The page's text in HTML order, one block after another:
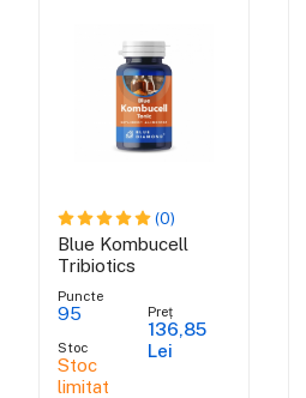
(0)
Blue Kombucell
Tribiotics
Puncte
95
Stoc
Stoc
limitat
Preț
136,85
Lei